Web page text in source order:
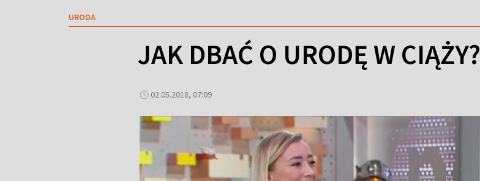
URODA
JAK DBAĆ O URODĘ W CIĄŻY?
02.05.2018, 07:09